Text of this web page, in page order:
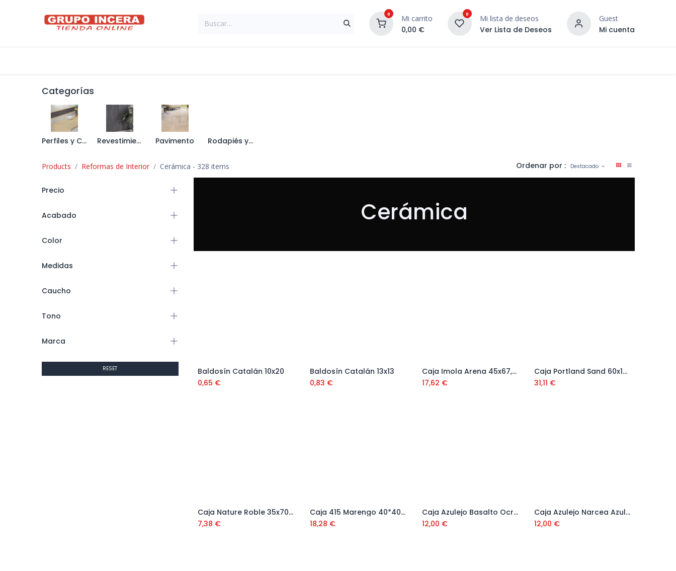
0 Mi carrito
0,00 €
0 Mi lista de deseos
Ver Lista de Deseos
Guest
Mi cuenta
¡DESCUBRE NUESTRO
Categorías
Perfiles y Complementos Revestimiento Pavimento Rodapiés y Cenefas
Products Reformas de Interior Cerámica - 328 items Ordenar por : Destacado
Precio
Acabado
Color
Medidas
Caucho
Tono
Marca
RESET
Cerámica
Añadir al carrito
Baldosín Catalán 10x20
0,65 €
Añadir al carrito
Baldosín Catalán 13x13
0,83 €
Añadir al carrito
Caja Imola Arena 45x67,5 (0,91 m2)
17,62 €
Añadir al carrito
Caja Portland Sand 60x120 (1,44m2)
31,11 €
Añadir al carrito
Caja Nature Roble 35x70 (1,23 m2)
7,38 €
Añadir al carrito
Caja 415 Marengo 40*40 (1m2)
18,28 €
Añadir al carrito
Caja Azulejo Basalto Ocre 25*25 (1m2)
12,00 €
Añadir al carrito
Caja Azulejo Narcea Azul 27*37 (1m2)
12,00 €